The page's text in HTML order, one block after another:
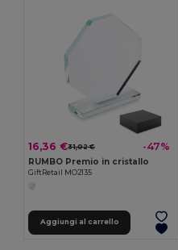
16,36 €31,02 € -47%
RUMBO Premio in cristallo
GiftRetail MO2135
Aggiungi al carrello